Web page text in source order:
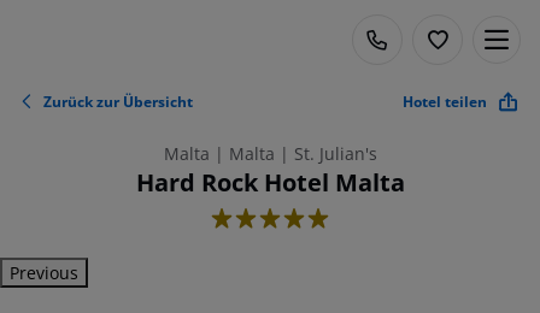
Zurück zur Übersicht Hotel teilen
Malta | Malta | St. Julian's
Hard Rock Hotel Malta
5
Previous